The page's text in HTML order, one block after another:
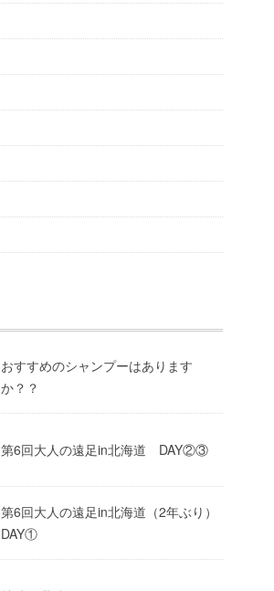
おすすめのシャンプーはあります
か？？
第6回大人の遠足in北海道 DAY②③
第6回大人の遠足in北海道（2年ぶり）
DAY①